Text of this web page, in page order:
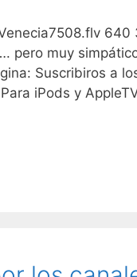
640
pero muy
Suscribiros a
iPods y